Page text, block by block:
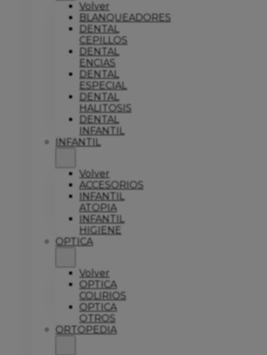
Volver
BLANQUEADORES
DENTAL
CEPILLOS
DENTAL
ENCIAS
DENTAL
ESPECIAL
DENTAL
HALITOSIS
DENTAL
INFANTIL
INFANTIL
Volver
ACCESORIOS
INFANTIL
ATOPIA
INFANTIL
HIGIENE
OPTICA
Volver
OPTICA
COLIRIOS
OPTICA
OTROS
ORTOPEDIA